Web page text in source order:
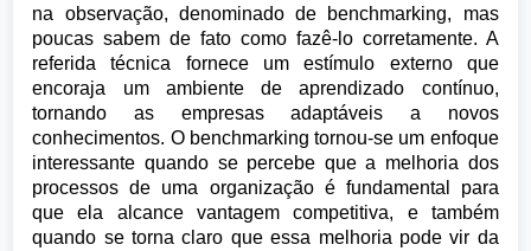
na observação, denominado de benchmarking, mas
poucas sabem de fato como fazê-lo corretamente. A
referida técnica fornece um estímulo externo que
encoraja um ambiente de aprendizado contínuo,
tornando as empresas adaptáveis a novos
conhecimentos. O benchmarking tornou-se um enfoque
interessante quando se percebe que a melhoria dos
processos de uma organização é fundamental para
que ela alcance vantagem competitiva, e também
quando se torna claro que essa melhoria pode vir da